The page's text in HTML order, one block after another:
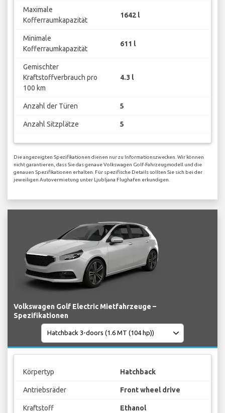
Maximale
Kofferraumkapazität
1642 l
Minimale
Kofferraumkapazität
611 l
Gemischter
Kraftstoffverbrauch pro
100 km
4.3 l
Anzahl der Türen 5
Anzahl Sitzplätze 5
Die angezeigten Spezifikationen dienen nur zu Informationszwecken. Wir können
nicht garantieren, dass Sie das genaue Volkswagen Golf-Fahrzeugmodell und die
genauen Spezifikationen erhalten. Für spezifische Details sollten Sie sich bei der
jeweiligen Autovermietung unter Ljubljana Flughafen erkundigen.
Volkswagen Golf Electric Mietfahrzeuge –
Spezifikationen
Körpertyp Hatchback
Antriebsräder Front wheel drive
Kraftstoff Ethanol